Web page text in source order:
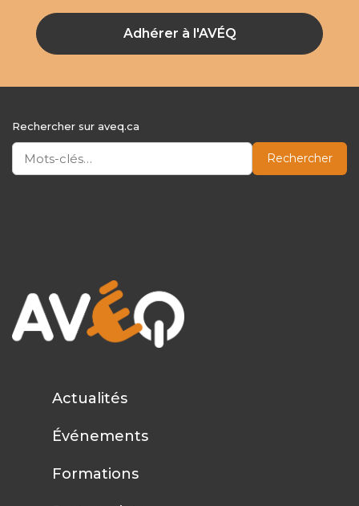
Adhérer à l'AVÉQ
Rechercher sur aveq.ca
Rechercher
Actualités
Événements
Formations